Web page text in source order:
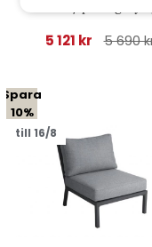
5 121 kr 5 690
Spara
10%
till 16/8